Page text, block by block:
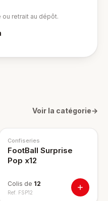
ou retrait au dépôt.
Voir la catégorie→
Confiseries
FootBall Surprise
Pop x12
Colis de 12
Ref. FSP12